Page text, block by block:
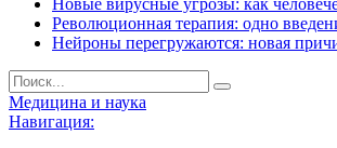
Новые вирусные угрозы: как
Революционная терапия: одно
Нейроны перегружаются: новая
Медицина и наука
Навигация: